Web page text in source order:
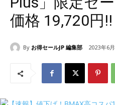
価格 19,720円‼
By お得セールJP 編集部 2023年6